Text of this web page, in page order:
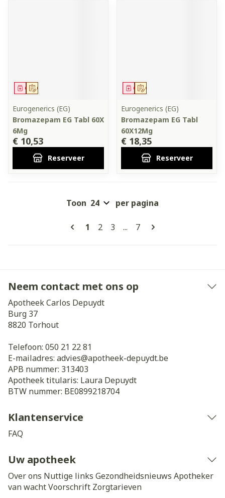
Op voorschrift
Geneesmiddel
Eurogenerics (EG)
Bromazepam EG Tabl 60X
6Mg
€ 10,53
Reserveer
Op voorschrift
Geneesmiddel
Eurogenerics (EG)
Bromazepam EG Tabl
60X12Mg
€ 18,35
Reserveer
Pagina's
U lees momenteel pagina
1 Pagina
2 Pagina
3 ... Pagina
7
Toon per pagina
Neem contact met ons op
Apotheek Carlos Depuydt
Burg 37
8820 Torhout
Telefoon: 050 21 22 81
E-mailadres: advies@apotheek-depuydt.be
APB nummer: 313403
Apotheek titularis: Laura Depuydt
BTW nummer: BE0899218704
Klantenservice
FAQ
Uw apotheek
Over ons Nuttige links Gezondheidsnieuws Apotheker
van wachtVoorschrift Zorgtarieven